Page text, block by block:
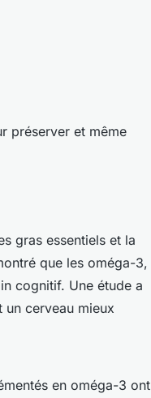
préserver et même
gras essentiels et la
que les oméga-3,
cognitif. Une étude a
un cerveau mieux
en oméga-3 ont